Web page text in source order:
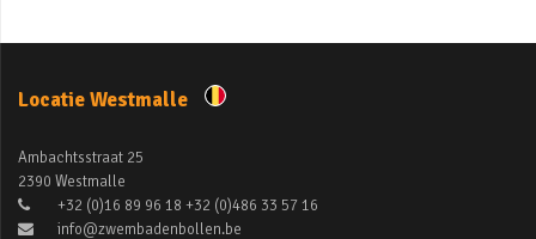
Locatie Westmalle
Ambachtsstraat 25
2390 Westmalle
+32 (0)16 89 96 18 +32 (0)486 33 57 16
info@zwembadenbollen.be